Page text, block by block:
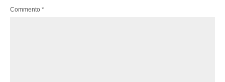
Commento *